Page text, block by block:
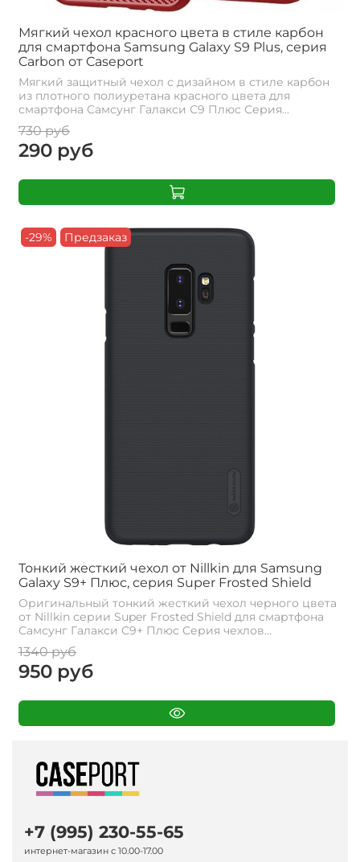
Мягкий чехол красного цвета в стиле карбон
для смартфона Samsung Galaxy S9 Plus, серия
Carbon от Caseport
Мягкий защитный чехол с дизайном в стиле карбон
из плотного полиуретана красного цвета для
смартфона Самсунг Галакси С9 Плюс Серия...
730 руб
290 руб
-29% Предзаказ
Тонкий жесткий чехол от Nillkin для Samsung
Galaxy S9+ Плюс, серия Super Frosted Shield
Оригинальный тонкий жесткий чехол черного цвета
от Nillkin серии Super Frosted Shield для смартфона
Самсунг Галакси С9+ Плюс Cерия чехлов...
1340 руб
950 руб
+7 (995) 230-55-65
интернет-магазин с 10.00-17.00